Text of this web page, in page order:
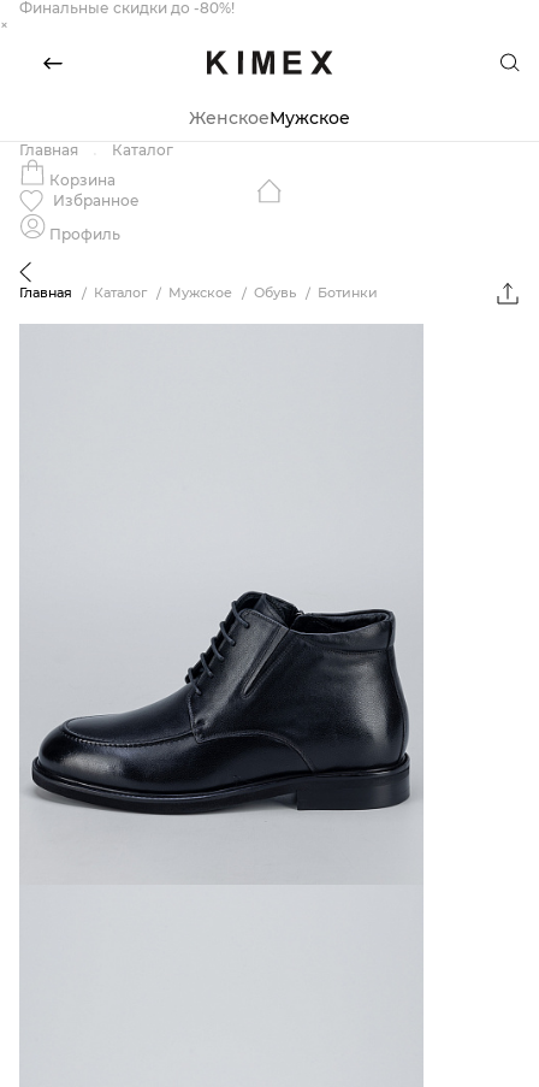
Финальные скидки до -80%!
×
ЖенскоеМужское
Главная
Каталог
Корзина
Избранное
Профиль
Главная Каталог Мужское Обувь Ботинки